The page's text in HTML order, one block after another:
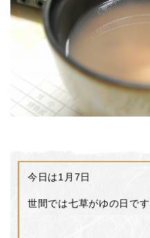
今日は1月7日
世間では七草がゆの日です